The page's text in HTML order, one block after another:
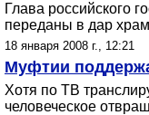
Глава российского
переданы в дар
18 января 2008 г., 12:21
Муфтии
Хотя по ТВ
человеческое